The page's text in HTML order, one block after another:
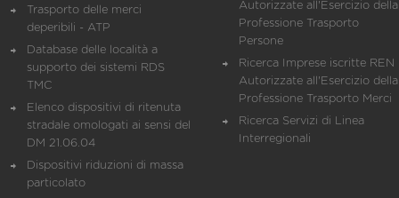
Trasporto delle merci
deperibili - ATP
Database delle località a
supporto dei sistemi RDS
TMC
Elenco dispositivi di ritenuta
stradale omologati ai sensi del
DM 21.06.04
Dispositivi riduzioni di massa
particolato
Autorizzate all'Esercizio della
Professione Trasporto
Persone
Ricerca Imprese iscritte REN
Autorizzate all'Esercizio della
Professione Trasporto Merci
Ricerca Servizi di Linea
Interregionali